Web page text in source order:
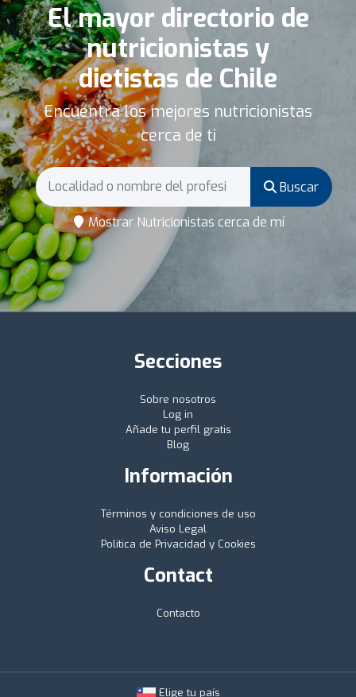
El mayor directorio de
nutricionistas y
dietistas de Chile
Encuentra los mejores nutricionistas
cerca de ti
Buscar
Mostrar Nutricionistas cerca de mí
Secciones
Sobre nosotros
Log in
Añade tu perfil gratis
Blog
Información
Términos y condiciones de uso
Aviso Legal
Política de Privacidad y Cookies
Contact
Contacto
Elige tu país